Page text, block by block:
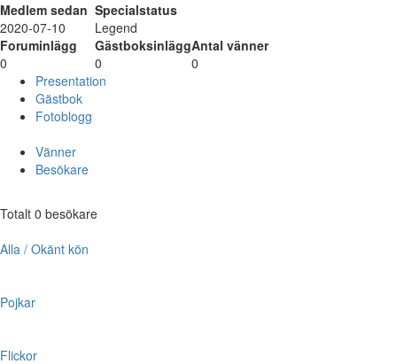
Medlem sedan Specialstatus
2020-07-10
Legend
Foruminlägg
GästboksinläggAntal vänner
0
0
0
Presentation
Gästbok
Fotoblogg
Vänner
Besökare
Totalt 0 besökare
Alla / Okänt kön
Pojkar
Flickor